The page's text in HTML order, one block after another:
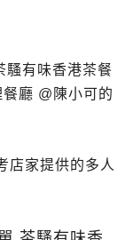
店家提供的多人